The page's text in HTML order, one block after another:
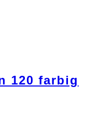
120 farbig